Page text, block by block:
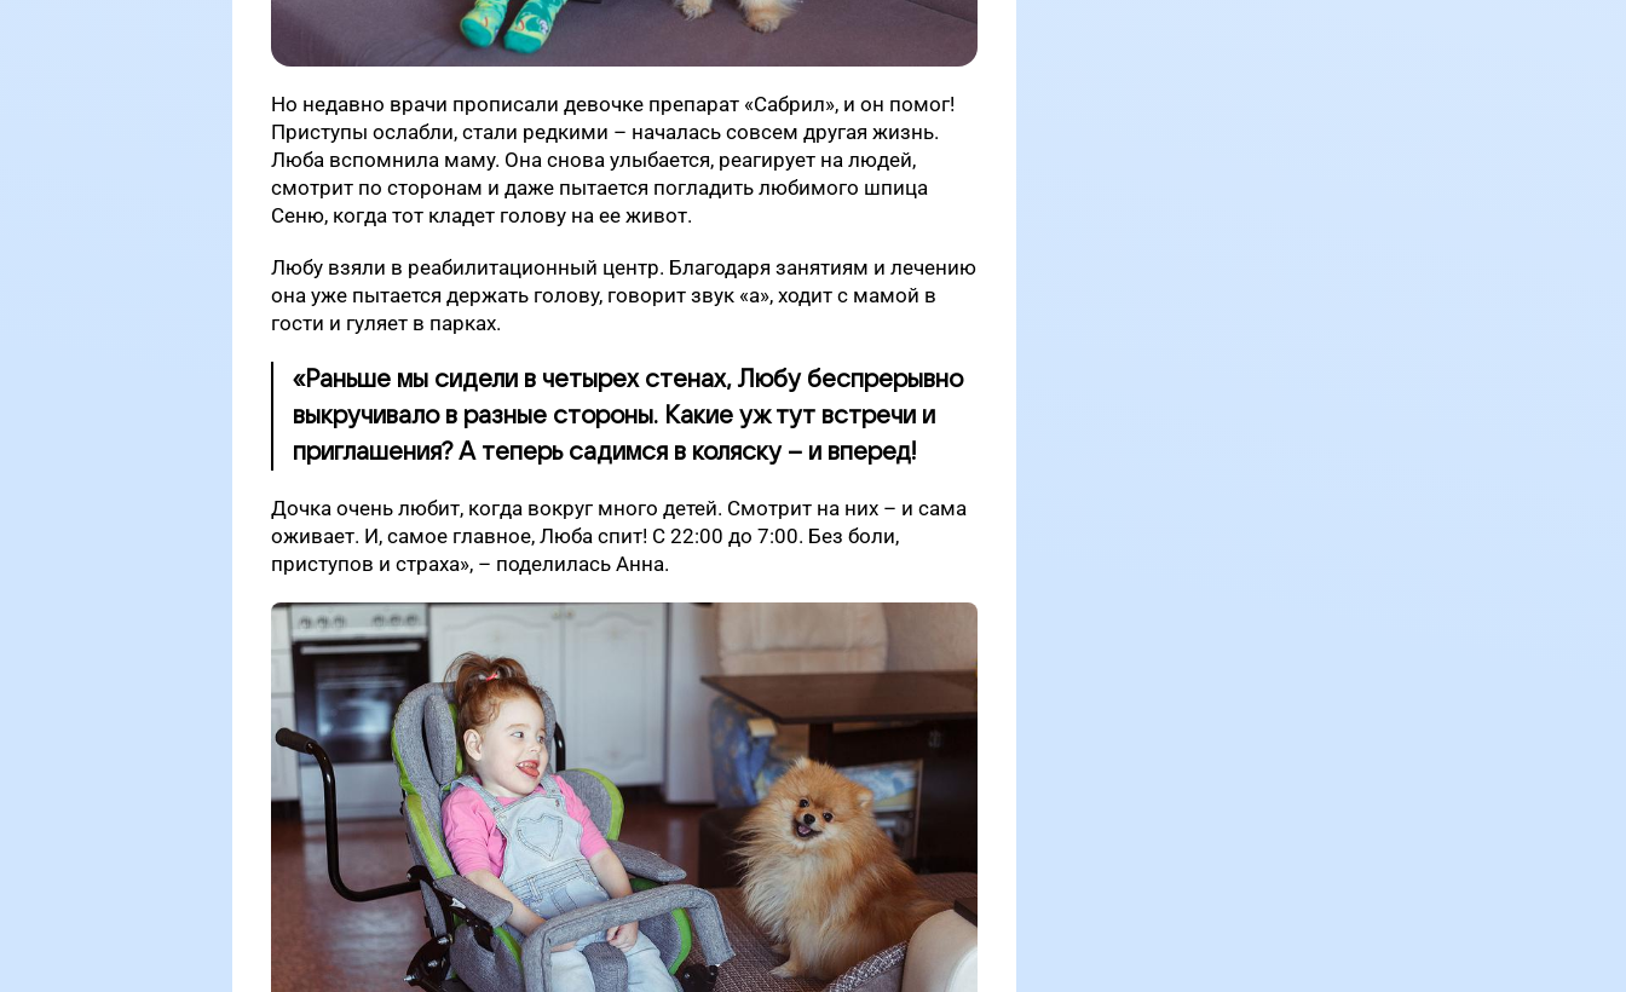
Но недавно врачи прописали девочке препарат «Сабрил», и он помог!
Приступы ослабли, стали редкими – началась совсем другая жизнь.
Люба вспомнила маму. Она снова улыбается, реагирует на людей,
смотрит по сторонам и даже пытается погладить любимого шпица
Сеню, когда тот кладет голову на ее живот.
Любу взяли в реабилитационный центр. Благодаря занятиям и лечению
она уже пытается держать голову, говорит звук «а», ходит с мамой в
гости и гуляет в парках.
«Раньше мы сидели в четырех стенах, Любу беспрерывно
выкручивало в разные стороны. Какие уж тут встречи и
приглашения? А теперь садимся в коляску – и вперед!
Дочка очень любит, когда вокруг много детей. Смотрит на них – и сама
оживает. И, самое главное, Люба спит! С 22:00 до 7:00. Без боли,
приступов и страха», – поделилась Анна.